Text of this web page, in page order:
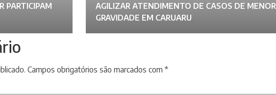
PARTICIPAM
AGILIZAR ATENDIMENTO DE CASOS DE MENOR
GRAVIDADE EM CARUARU
Campos obrigatórios são marcados com *